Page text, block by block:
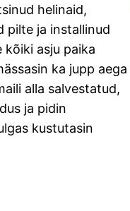
helinaid,
pilte ja installinud
kõiki asju paika
ka jupp aega
alla salvestatud,
ja pidin
kustutasin